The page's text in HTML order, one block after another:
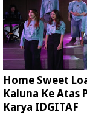
Home Sweet
Kaluna Ke Atas
Karya IDGITAF